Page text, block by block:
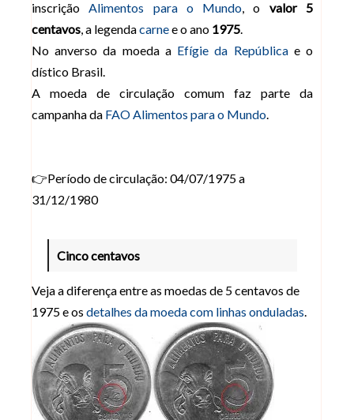
inscriçãoAlimentos para o Mundo, o valor 5
centavos, a legendacarnee o ano 1975.
No anverso da moeda a Efígie da Repúblicae o
dístico Brasil.
A moeda de circulação comum faz parte da
campanha da FAO Alimentos para o Mundo.
👉Período de circulação: 04/07/1975 a
31/12/1980
Cinco centavos
Veja a diferença entre as moedas de 5 centavos de
1975 e os detalhes da moeda com linhas onduladas.